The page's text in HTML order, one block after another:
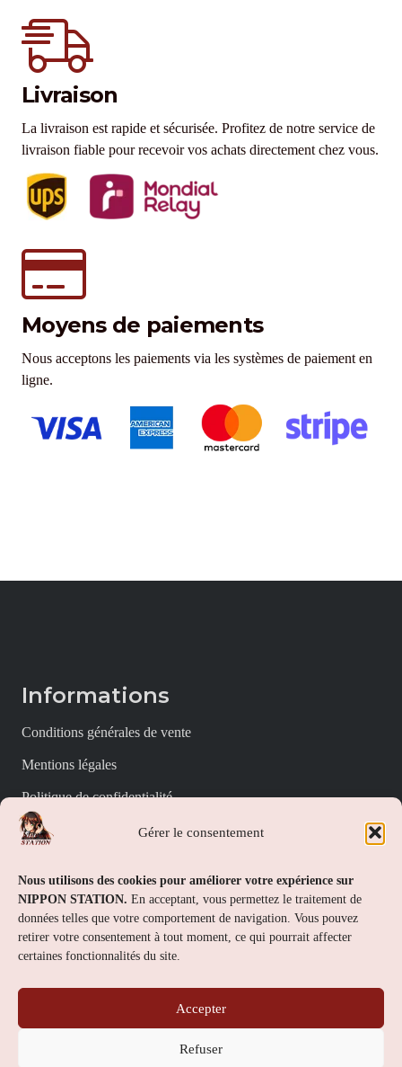
Gérer le consentement
Nous utilisons des cookies pour améliorer votre expérience sur
NIPPON STATION. En acceptant, vous permettez le traitement de
données telles que votre comportement de navigation. Vous pouvez
retirer votre consentement à tout moment, ce qui pourrait affecter
certaines fonctionnalités du site.
Accepter
Refuser
Livraison
La livraison est rapide et sécurisée. Profitez de notre service de
livraison fiable pour recevoir vos achats directement chez vous.
Moyens de paiements
Nous acceptons les paiements via les systèmes de paiement en
ligne.
Informations
Conditions générales de vente
Mentions légales
Politique de confidentialité
Politique de cookies (UE)
Nippon Station
À propos
FAQs
Contact